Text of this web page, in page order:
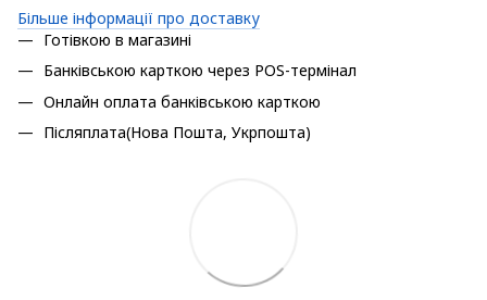
Більше інформації про доставку
Готівкою в магазині
Банківською карткою через POS-термінал
Онлайн оплата банківською карткою
Післяплата(Нова Пошта, Укрпошта)